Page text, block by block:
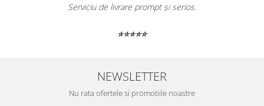
Serviciu de livrare prompt și serios.
⭐⭐⭐⭐⭐
NEWSLETTER
Nu rata ofertele si promotiile noastre